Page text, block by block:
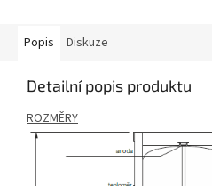
Popis Diskuze
Detailní popis produktu
ROZMĚRY